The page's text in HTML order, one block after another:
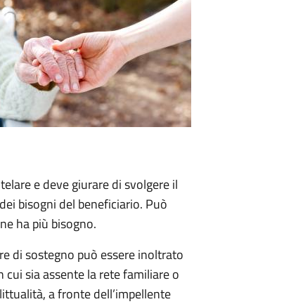
e deve giurare di svolgere il
bisogni del beneficiario. Può
ha più bisogno.
di sostegno può essere inoltrato
sia assente la rete familiare o
a fronte dell’impellente